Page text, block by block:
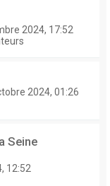
2024, 17:52
2024, 01:26
Seine
12:52